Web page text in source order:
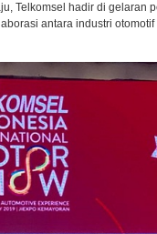
Telkomsel hadir di gelaran
antara industri